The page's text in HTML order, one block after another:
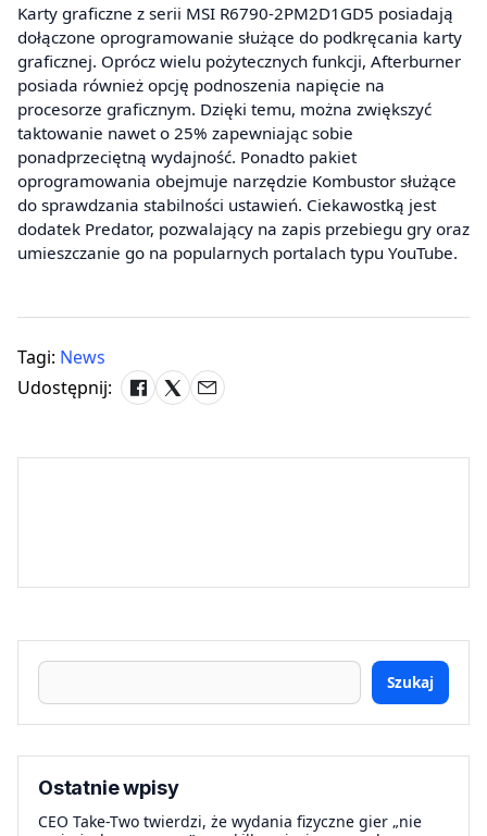
Karty graficzne z serii MSI R6790-2PM2D1GD5 posiadają
dołączone oprogramowanie służące do podkręcania karty
graficznej. Oprócz wielu pożytecznych funkcji, Afterburner
posiada również opcję podnoszenia napięcie na
procesorze graficznym. Dzięki temu, można zwiększyć
taktowanie nawet o 25% zapewniając sobie
ponadprzeciętną wydajność. Ponadto pakiet
oprogramowania obejmuje narzędzie Kombustor służące
do sprawdzania stabilności ustawień. Ciekawostką jest
dodatek Predator, pozwalający na zapis przebiegu gry oraz
umieszczanie go na popularnych portalach typu YouTube.
Tagi: News
Udostępnij:
Szukaj
Ostatnie wpisy
CEO Take-Two twierdzi, że wydania fizyczne gier „nie